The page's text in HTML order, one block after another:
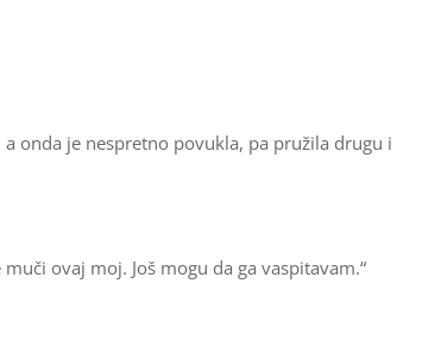
onda je nespretno povukla, pa pružila drugu i
ovaj moj. Još mogu da ga vaspitavam.“